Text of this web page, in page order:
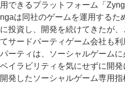
用できるプラットフォーム「
ngaは同社のゲームを運用するた
に投資し、開発を続けてきたが
てサードパーティゲーム会社も
パーティは、ソーシャルゲーム
ベイラビリティを気にせずに開
開発したソーシャルゲーム専用